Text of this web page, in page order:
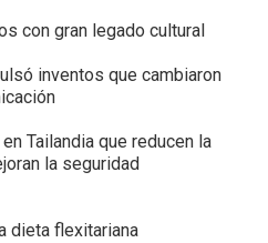
con gran legado cultural
inventos que cambiaron
Tailandia que reducen la
la seguridad
dieta flexitariana